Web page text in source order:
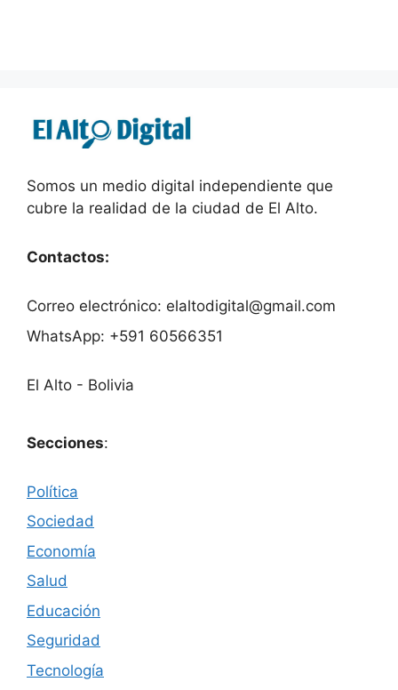
Somos un medio digital independiente que
cubre la realidad de la ciudad de El Alto.
Contactos:
Correo electrónico: elaltodigital@gmail.com
WhatsApp: +591 60566351
El Alto - Bolivia
Secciones:
Política
Sociedad
Economía
Salud
Educación
Seguridad
Tecnología